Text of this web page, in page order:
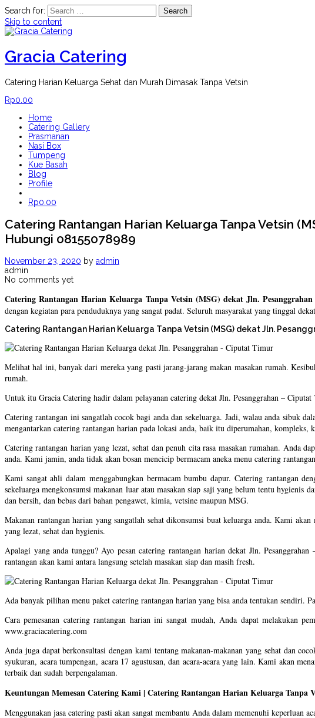
Search for:
Skip to content
Gracia Catering
Catering Harian Keluarga Sehat dan Murah Dimasak Tanpa Vetsin
Rp0.00
Home
Catering Gallery
Prasmanan
Nasi Box
Tumpeng
Kue Basah
Blog
Profile
Rp0.00
Catering Rantangan Harian Keluarga Tanpa Vetsin
Hubungi 08155078989
November 23, 2020 by admin
admin
No comments yet
Catering Rantangan Harian Keluarga Tanpa Vetsin (MSG) dekat Jln.
dengan kegiatan para penduduknya yang sangat padat. Seluruh masyarakat yang tinggal
Catering Rantangan Harian Keluarga Tanpa Vetsin (MSG) dekat Jln.
Melihat hal ini, banyak dari mereka yang pasti jarang-jarang makan masakan rumah.
rumah.
Untuk itu Gracia Catering hadir dalam pelayanan catering dekat Jln. Pesanggrahan –
Catering rantangan ini sangatlah cocok bagi anda dan sekeluarga. Jadi, walau anda sibuk
mengantarkan catering rantangan harian pada lokasi anda, baik itu diperumahan, kompleks,
Catering rantangan harian yang lezat, sehat dan penuh cita rasa masakan rumahan. Anda
anda. Kami jamin, anda tidak akan bosan mencicip bermacam aneka menu catering
Kami sangat ahli dalam menggabungkan bermacam bumbu dapur. Catering rantangan
sekeluarga mengkonsumsi makanan luar atau masakan siap saji yang belum tentu
dan bersih, dan bebas dari bahan pengawet, kimia, vetsine maupun MSG.
Makanan rantangan harian yang sangatlah sehat dikonsumsi buat keluarga anda. Kami
yang lezat, sehat dan hygienis.
Apalagi yang anda tunggu? Ayo pesan catering rantangan harian dekat Jln.
rantangan akan kami antara langsung setelah masakan siap dan masih fresh.
Ada banyak pilihan menu paket catering rantangan harian yang bisa anda tentukan sendiri.
Cara pemesanan catering rantangan harian ini sangat mudah, Anda dapat melakukan
www.graciacatering.com
Anda juga dapat berkonsultasi dengan kami tentang makanan-makanan yang sehat dan
syukuran, acara tumpengan, acara 17 agustusan, dan acara-acara yang lain. Kami akan
terbaik dan sudah berpengalaman.
Keuntungan Memesan Catering Kami | Catering Rantangan Harian Keluarga
Menggunakan jasa catering pasti akan sangat membantu Anda dalam memenuhi keperluan